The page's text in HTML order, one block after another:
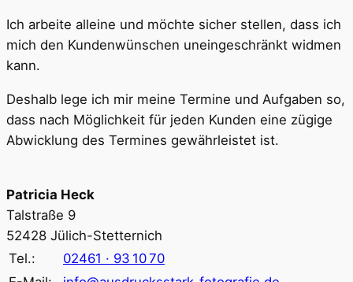
Ich arbeite alleine und möchte sicher stellen, dass ich
mich den Kundenwünschen uneingeschränkt widmen
kann.
Deshalb lege ich mir meine Termine und Aufgaben so,
dass nach Möglichkeit für jeden Kunden eine zügige
Abwicklung des Termines gewährleistet ist.
Patricia Heck
Talstraße 9
52428 Jülich-Stetternich
Tel.:
02461 · 93 10 70